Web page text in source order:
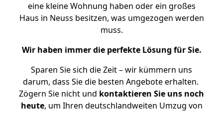
eine kleine Wohnung haben oder ein großes
Haus in Neuss besitzen, was umgezogen werden
muss.
Wir haben immer die perfekte Lösung für Sie.
Sparen Sie sich die Zeit – wir kümmern uns
darum, dass Sie die besten Angebote erhalten.
Zögern Sie nicht und kontaktieren Sie uns noch
heute, um Ihren deutschlandweiten Umzug von